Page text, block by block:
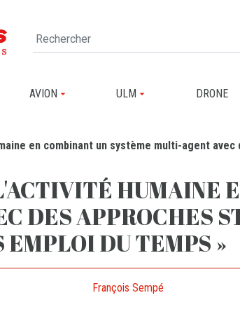
AVION ULM DRONE
en combinant un système multi-agent
HUMAINE
DES APPROCHES
EMPLOI DU TEMPS »
François Sempé